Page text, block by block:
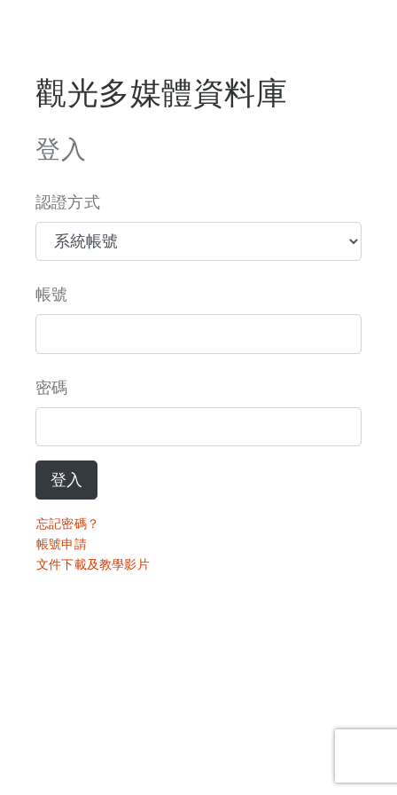
觀光多媒體資料庫
登入
認證方式
帳號
密碼
登入
忘記密碼？
帳號申請
文件下載及教學影片